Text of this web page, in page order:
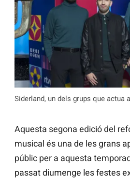
Siderland, un dels grups que actua
Aquesta segona edició del
musical és una de les grans
públic per a aquesta
passat diumenge les festes